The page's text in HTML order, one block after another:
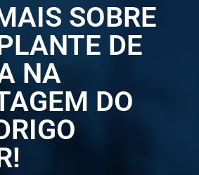
SOBRE
DE
NA
DO